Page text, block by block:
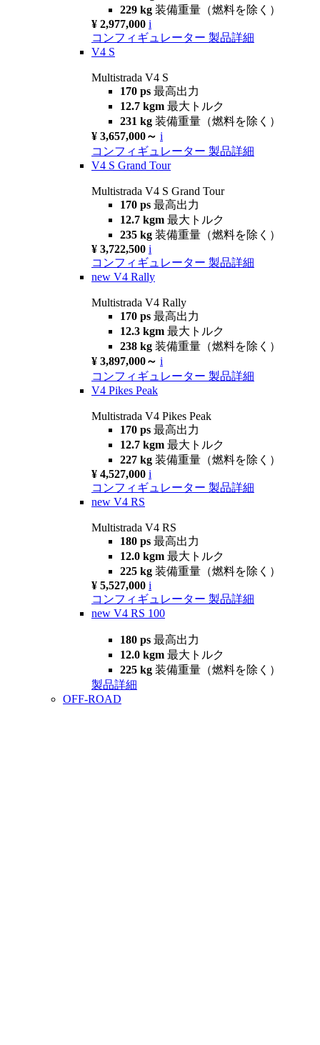
229 kg 装備重量（燃料を除く）
¥ 2,977,000 i
コンフィギュレーター 製品詳細
V4 S
Multistrada V4 S
170 ps 最高出力
12.7 kgm 最大トルク
231 kg 装備重量（燃料を除く）
¥ 3,657,000～ i
コンフィギュレーター 製品詳細
V4 S Grand Tour
Multistrada V4 S Grand Tour
170 ps 最高出力
12.7 kgm 最大トルク
235 kg 装備重量（燃料を除く）
¥ 3,722,500 i
コンフィギュレーター 製品詳細
new V4 Rally
Multistrada V4 Rally
170 ps 最高出力
12.3 kgm 最大トルク
238 kg 装備重量（燃料を除く）
¥ 3,897,000～ i
コンフィギュレーター 製品詳細
V4 Pikes Peak
Multistrada V4 Pikes Peak
170 ps 最高出力
12.7 kgm 最大トルク
227 kg 装備重量（燃料を除く）
¥ 4,527,000 i
コンフィギュレーター 製品詳細
new V4 RS
Multistrada V4 RS
180 ps 最高出力
12.0 kgm 最大トルク
225 kg 装備重量（燃料を除く）
¥ 5,527,000 i
コンフィギュレーター 製品詳細
new V4 RS 100
180 ps 最高出力
12.0 kgm 最大トルク
225 kg 装備重量（燃料を除く）
製品詳細
OFF-ROAD